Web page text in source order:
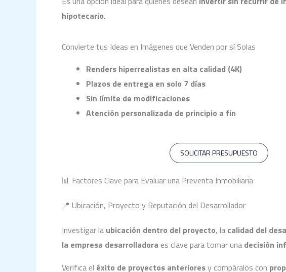
hipotecario.
Convierte tus Ideas en Imágenes que Venden por sí Solas
Renders hiperrealistas en alta calidad (4K)
Plazos de entrega en solo 7 días
Sin límite de modificaciones
Atención personalizada de principio a fin
SOLICITAR PRESUPUESTO
📊 Factores Clave para Evaluar una Preventa Inmobiliaria
📍 Ubicación, Proyecto y Reputación del Desarrollador
Investigar la ubicación dentro del proyecto, la calidad del
la empresa desarrolladora es clave para tomar una decisión
Verifica el éxito de proyectos anterioresy compáralos con